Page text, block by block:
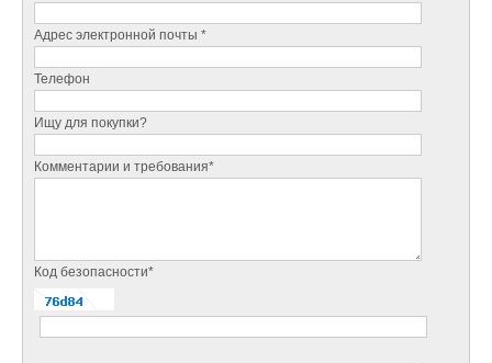
Адрес электронной почты *
Телефон
Ищу для покупки?
Комментарии и требования*
Код безопасности*